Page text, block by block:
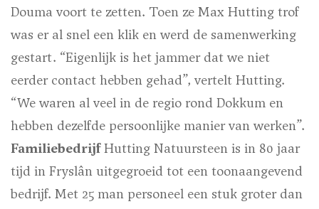
Douma voort te zetten. Toen ze Max Hutting trof
was er al snel een klik en werd de samenwerking
gestart. “Eigenlijk is het jammer dat we niet
eerder contact hebben gehad”, vertelt Hutting.
“We waren al veel in de regio rond Dokkum en
hebben dezelfde persoonlijke manier van werken”.
FamiliebedrijfHutting Natuursteen is in 80 jaar
tijd in Fryslân uitgegroeid tot een toonaangevend
bedrijf. Met 25 man personeel een stuk groter dan